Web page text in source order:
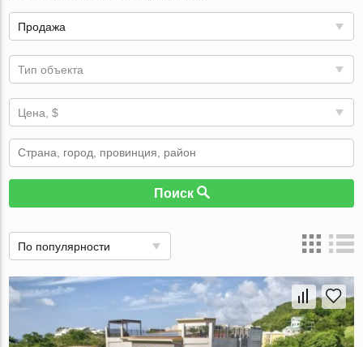
Продажа
Тип объекта
Цена, $
Поиск
По популярности